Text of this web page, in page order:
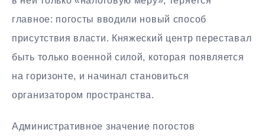
главное: погосты вводили новый способ
присутствия власти. Княжеский центр переставал
быть только военной силой, которая появляется
на горизонте, и начинал становиться
организатором пространства.
Административное значение погостов